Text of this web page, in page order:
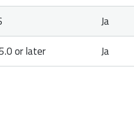
Ja
or later
Ja